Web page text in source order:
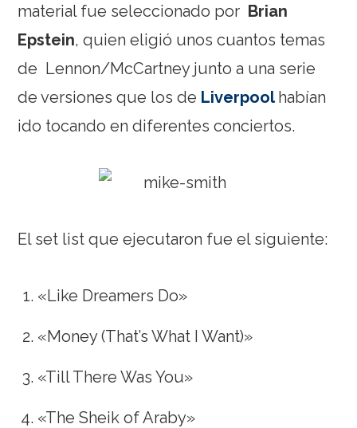
material fue seleccionado por Brian
Epstein, quien eligió unos cuantos temas
de Lennon/McCartney junto a una serie
de versiones que los de Liverpoolhabían
ido tocando en diferentes conciertos.
El set list que ejecutaron fue el siguiente:
«Like Dreamers Do»
«Money (That’s What I Want)»
«Till There Was You»
«The Sheik of Araby»